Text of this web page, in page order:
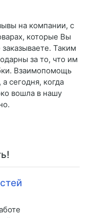
на компании, с
которые Вы
Таким
за то, что им
Взаимопомощь
сегодня, когда
вошла в нашу